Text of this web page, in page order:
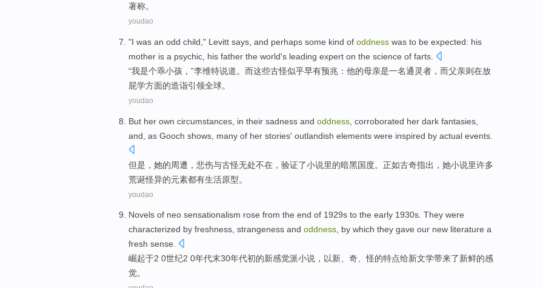
著称。
youdao
"I was an odd child ," Levitt says and perhaps some kind of oddness was to be expected: his
mother is a psychic his father the world's leading expert on the science of farts
“我是个乖小孩 ，”李维特说道。 而这些古怪似乎早有预兆： 他的母亲是一名通灵者 ，而父亲则在放
屁学方面的造诣引领全球。
youdao
But her own circumstances, in their sadness and oddness , corroborated her dark fantasies,
and, as Gooch shows many of her stories' outlandish elements were inspired by actual events.
但是 ， 她的周遭 ， 悲伤与古怪无处不在 ，验证了小说里的暗黑国度。 正如古奇指出 ，她小说里许多
荒诞怪异的元素都有生活原型。
youdao
Novels of neo sensationalism rose from the end of 1929s to the early 1930s. They were
characterized by freshness, strangeness and oddness, by which they gave our new literature a
fresh sense.
崛起于2 0世纪2 0年代末30年代初的新感觉派小说 ，以新、 奇、怪的特点给新文学带来了新鲜的感
觉。